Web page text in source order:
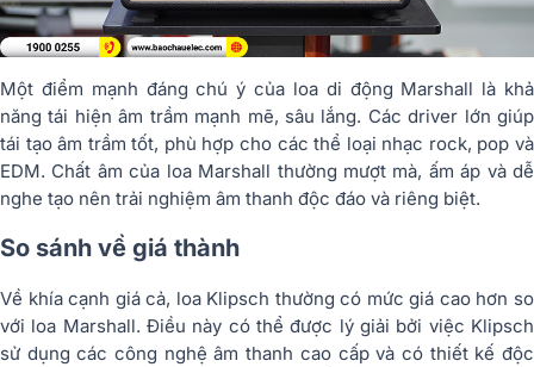
Một điểm mạnh đáng chú ý của loa di động Marshall là khả
năng tái hiện âm trầm mạnh mẽ, sâu lắng. Các driver lớn giúp
tái tạo âm trầm tốt, phù hợp cho các thể loại nhạc rock, pop và
EDM. Chất âm của loa Marshall thường mượt mà, ấm áp và dễ
nghe tạo nên trải nghiệm âm thanh độc đáo và riêng biệt.
So sánh về giá thành
Về khía cạnh giá cả, loa Klipsch thường có mức giá cao hơn so
với loa Marshall. Điều này có thể được lý giải bởi việc Klipsch
sử dụng các công nghệ âm thanh cao cấp và có thiết kế độc